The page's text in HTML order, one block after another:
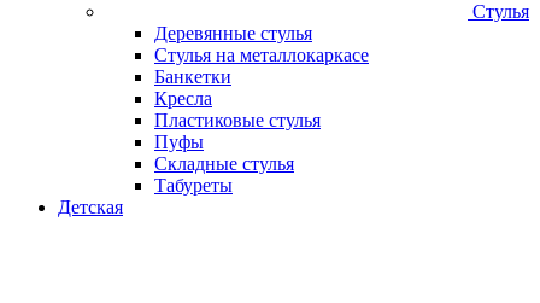
Стулья
Деревянные стулья
Стулья на металлокаркасе
Банкетки
Кресла
Пластиковые стулья
Пуфы
Складные стулья
Табуреты
Детская